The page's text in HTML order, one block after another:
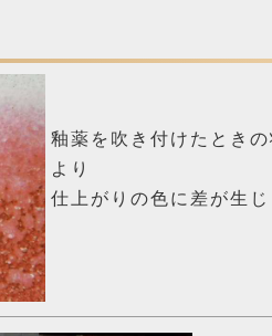
釉薬を吹き付けたときの
より
仕上がりの色に差が生じ